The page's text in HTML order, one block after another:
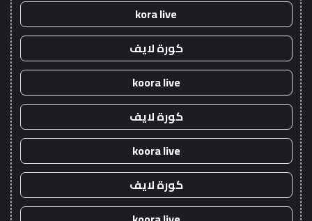
kora live
كورة لايف
koora live
كورة لايف
koora live
كورة لايف